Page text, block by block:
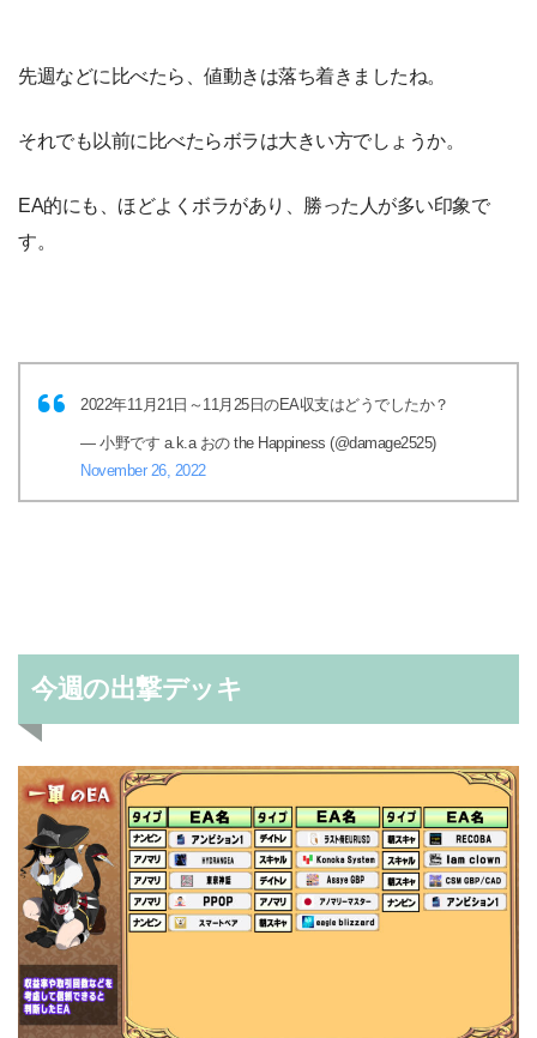
先週などに比べたら、値動きは落ち着きましたね。
それでも以前に比べたらボラは大きい方でしょうか。
EA的にも、ほどよくボラがあり、勝った人が多い印象で
す。
2022年11月21日～11月25日のEA収支はどうでしたか？
— 小野です a.k.a おの the Happiness (@damage2525)
November 26, 2022
今週の出撃デッキ